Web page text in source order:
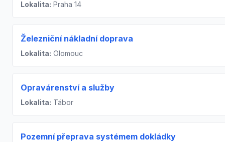
Lokalita: Praha 14
Železniční nákladní doprava
Lokalita: Olomouc
Opravárenství a služby
Lokalita: Tábor
Pozemní přeprava systémem dokládky